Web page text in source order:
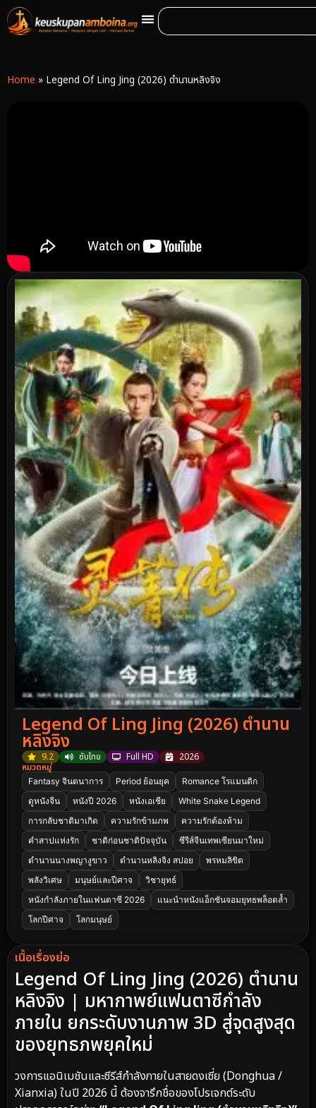
Home » Legend Of Ling Jing (2026) ตำนานหลิงจิง
Legend Of Ling Jing (2026) ตำนาน
หลิงจิง
9.2 ซับไทย Full HD
2026
หมวดหมู่
Fantasy จินตนาการ Period ย้อนยุค
Romance โรแมนติก
ดูหนังจีน
หนังปี 2026 หนังเอเชีย
White Snake Legend
การกลับชาติมาเกิด
ความรักข้ามภพ
ความรักต้องห้าม
คำสาปแห่งรัก
ชาติก่อนชาติปัจจุบัน
ซีรีส์จีนเทพเซียนมาใหม่
ตำนานนางพญางูขาว
ตำนานหลิงจิง สปอย
พรหมลิขิต
พลังวิเศษ
มนุษย์และปีศาจ
วิชายุทธ์
หนังกำลังภายในแฟนตาซี 2026
แนะนำหนังแอ็กชันจอมยุทธพล็อตล้ำ
โลกปีศาจ
โลกมนุษย์
เนื้อเรื่องย่อ
Legend Of Ling Jing (2026) ตำนาน
หลิงจิง | มหากาพย์แฟนตาซีกำลัง
ภายใน ยกระดับงานภาพ 3D สู่จุดสูงสุด
ของยุทธภพยุคใหม่
วงการแอนิเมชันและซีรีส์กำลังภายในสายดงเซี่ย (Donghua /
Xianxia) ในปี 2026 นี้ ต้องจารึกชื่อของโปรเจกต์ระดับ